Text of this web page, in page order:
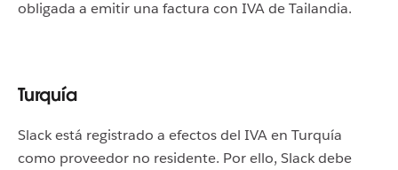
obligada a emitir una factura con IVA de Tailandia.
Turquía
Slack está registrado a efectos del IVA en Turquía
como proveedor no residente. Por ello, Slack debe